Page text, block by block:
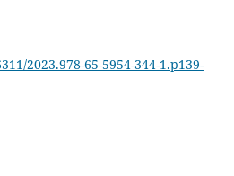
2023.978-65-5954-344-1.p139-